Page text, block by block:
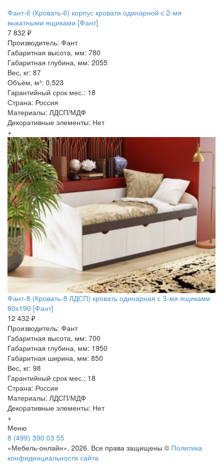
Фант-6 (Кровать-6) корпус кровати одинарной с 2-мя
выкатными ящиками [Фант]
7 832 ₽
Производитель: Фант
Габаритная высота, мм: 780
Габаритная глубина, мм: 2055
Вес, кг: 87
Объём, м³: 0,523
Гарантийный срок мес.: 18
Страна: Россия
Материалы: ЛДСП/МДФ
Декоративные элементы: Нет
+
Фант-8 (Кровать-8 ЛДСП) кровать одинарная с 3-мя ящиками
80х190 [Фант]
12 432 ₽
Производитель: Фант
Габаритная высота, мм: 700
Габаритная глубина, мм: 1950
Габаритная ширина, мм: 850
Вес, кг: 98
Гарантийный срок мес.: 18
Страна: Россия
Материалы: ЛДСП/МДФ
Декоративные элементы: Нет
+
Меню
8 (499) 390 03 55
«Мебель-онлайн», 2026. Все права защищены © Политика
конфиденциальности сайта